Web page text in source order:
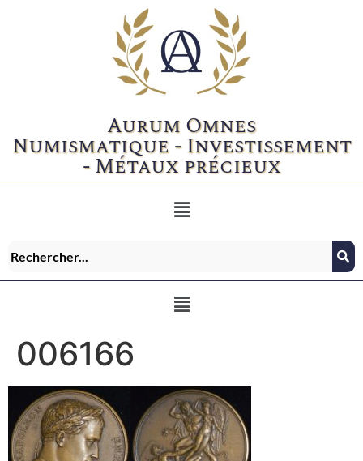
Aurum Omnes
Numismatique - Investissement
- Métaux précieux
006166